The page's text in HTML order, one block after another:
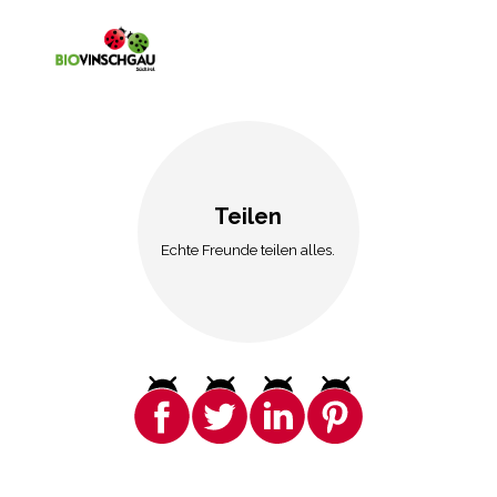
Teilen
Echte Freunde teilen alles.